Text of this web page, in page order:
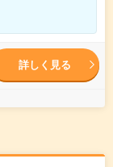
詳しく見る